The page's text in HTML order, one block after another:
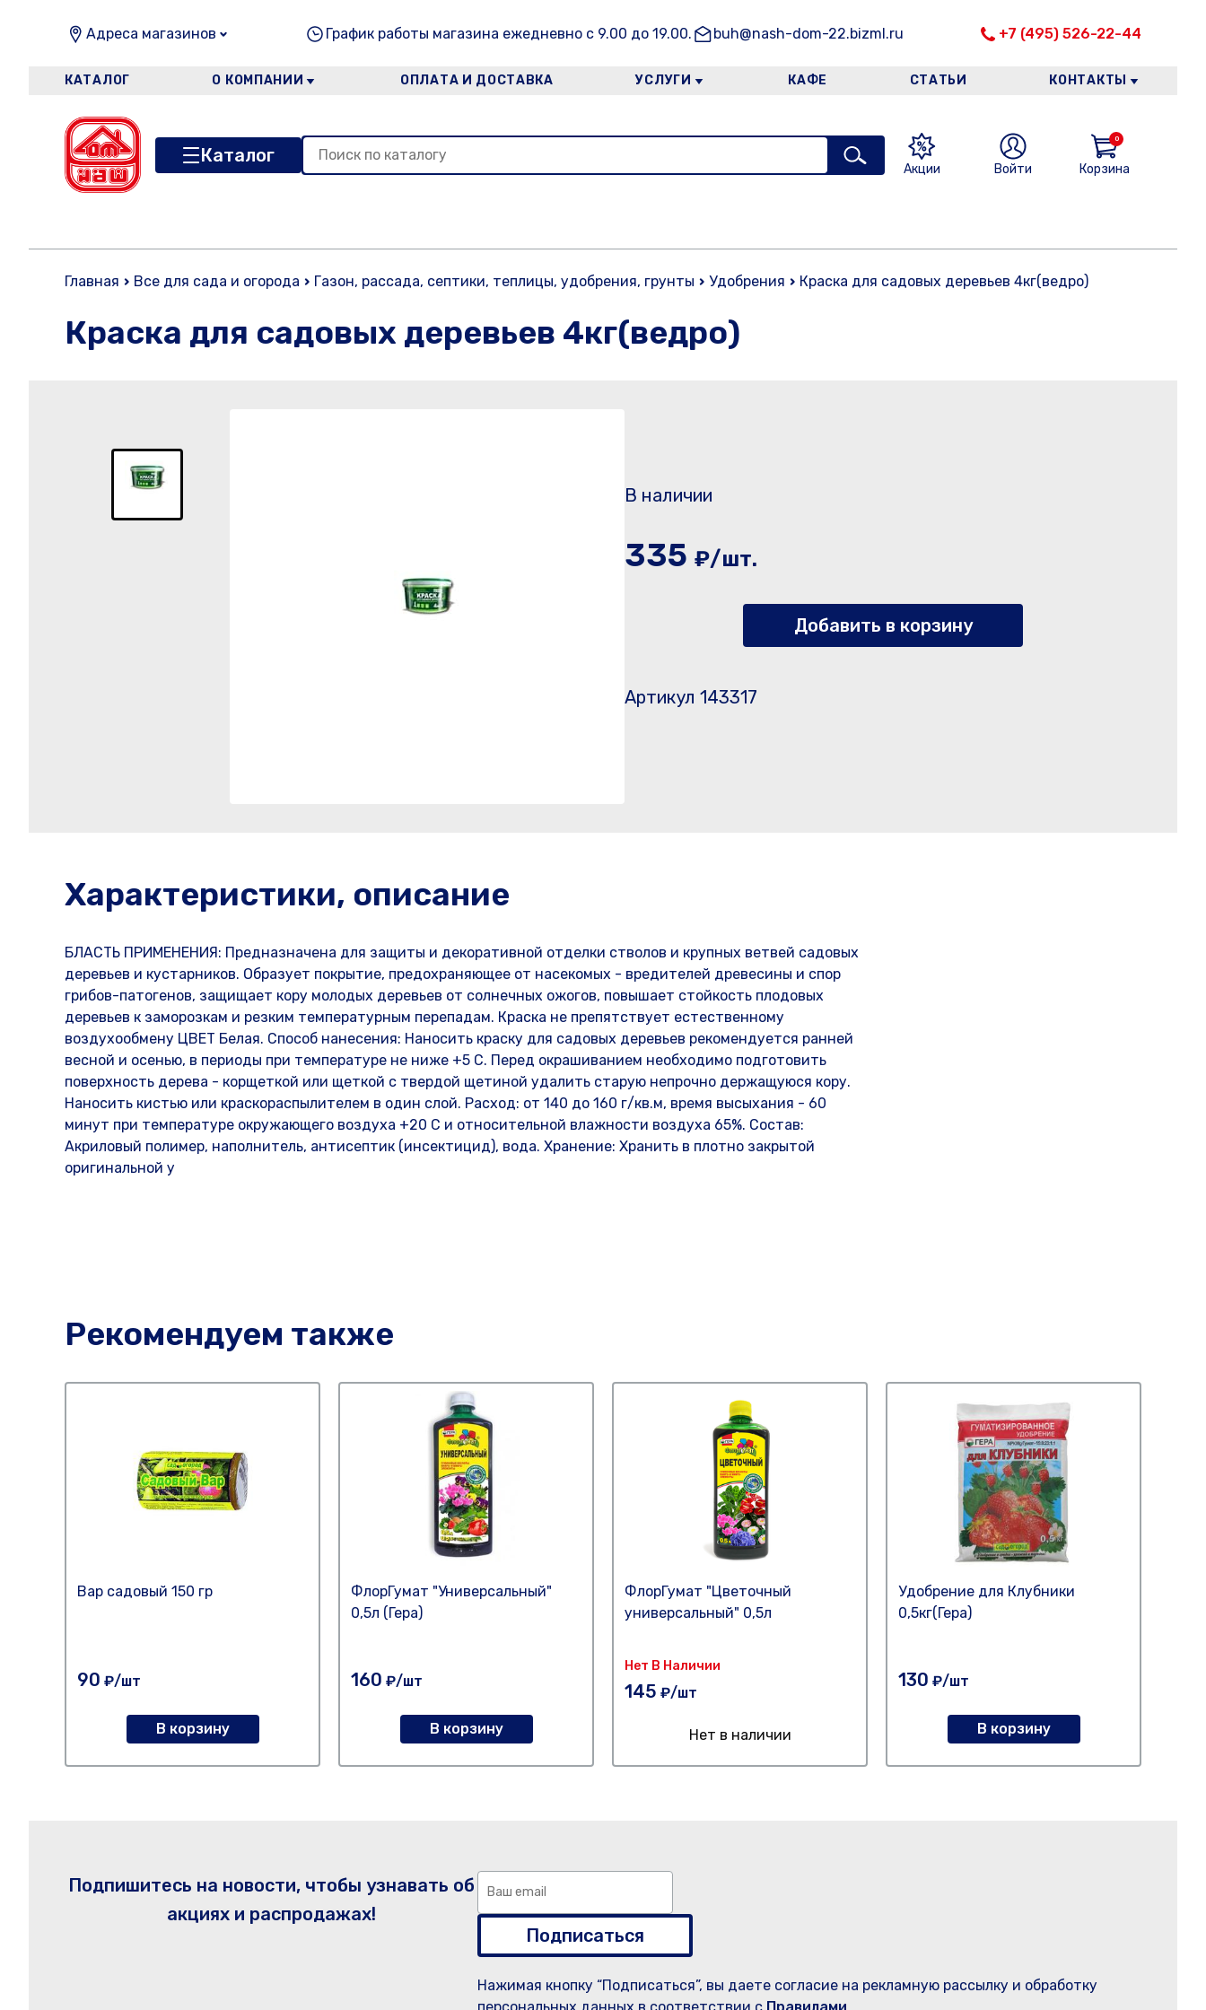
Адреса магазинов График работы магазина ежедневно с 9.00 до 19.00. buh@nash-dom-22.bizml.ru +7 (495) 526-22-44
КАТАЛОГ О КОМПАНИИ ОПЛАТА И ДОСТАВКА УСЛУГИ КАФЕ СТАТЬИ КОНТАКТЫ
Каталог
Акции Войти Корзина
0
Главная Все для сада и огорода Газон, рассада, септики, теплицы, удобрения, грунты Удобрения Краска для садовых деревьев 4кг(ведро)
Краска для садовых деревьев 4кг(ведро)
В наличии
335 ₽/шт.
Добавить в корзину
Артикул 143317
Характеристики, описание
БЛАСТЬ ПРИМЕНЕНИЯ: Предназначена для защиты и декоративной отделки стволов и крупных ветвей садовых
деревьев и кустарников. Образует покрытие, предохраняющее от насекомых - вредителей древесины и спор
грибов-патогенов, защищает кору молодых деревьев от солнечных ожогов, повышает стойкость плодовых
деревьев к заморозкам и резким температурным перепадам. Краска не препятствует естественному
воздухообмену ЦВЕТ Белая. Способ нанесения: Наносить краску для садовых деревьев рекомендуется ранней
весной и осенью, в периоды при температуре не ниже +5 С. Перед окрашиванием необходимо подготовить
поверхность дерева - корщеткой или щеткой с твердой щетиной удалить старую непрочно держащуюся кору.
Наносить кистью или краскораспылителем в один слой. Расход: от 140 до 160 г/кв.м, время высыхания - 60
минут при температуре окружающего воздуха +20 С и относительной влажности воздуха 65%. Состав:
Акриловый полимер, наполнитель, антисептик (инсектицид), вода. Хранение: Хранить в плотно закрытой
оригинальной у
Рекомендуем также
Вар садовый 150 гр
90 ₽/шт
В корзину
ФлорГумат "Универсальный"
0,5л (Гера)
160 ₽/шт
В корзину
ФлорГумат "Цветочный
универсальный" 0,5л
Нет В Наличии
145 ₽/шт
Нет в наличии
Удобрение для Клубники
0,5кг(Гера)
130 ₽/шт
В корзину
Подпишитесь на новости, чтобы узнавать об
акциях и распродажах!
Подписаться
Нажимая кнопку “Подписаться”, вы даете согласие на рекламную рассылку и обработку